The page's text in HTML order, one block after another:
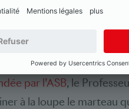
inflation négative et un
édifiants
par l’ASB, le
à la loupe le marteau